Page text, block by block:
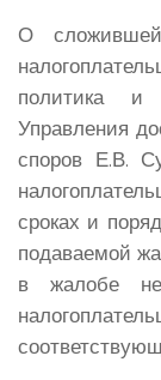
О
политика и
Управления
споров Е.В.
сроках и
подаваемой
в жалобе